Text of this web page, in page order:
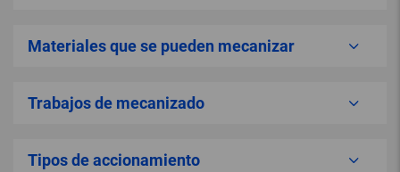
Materiales que se pueden mecanizar
Trabajos de mecanizado
Tipos de accionamiento